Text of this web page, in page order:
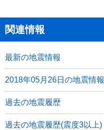
関連情報
最新の地震情報
2018年05月26日の地震情報
過去の地震履歴
過去の地震履歴(震度3以上)